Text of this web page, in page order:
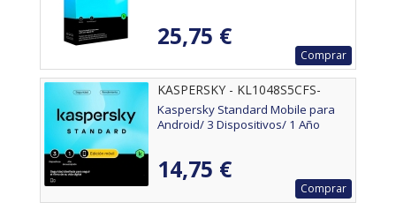
25,75 €
Comprar
KASPERSKY - KL1048S5CFS-
MSBES
Kaspersky Standard Mobile para
Android/ 3 Dispositivos/ 1 Año
14,75 €
Comprar